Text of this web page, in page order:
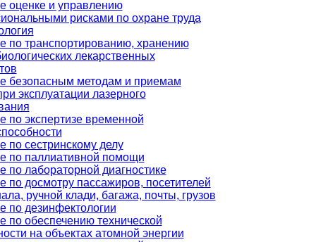
оценке и управлению
рисками по охране труда
по транспортированию, хранению
лекарственных
безопасным методам и приемам
эксплуатации лазерного
по экспертизе временной
по сестринскому делу
по паллиативной помощи
по лабораторной диагностике
по досмотру пассажиров, посетителей
ручной клади, багажа, почты, грузов
по дезинфектологии
по обеспечению технической
на объектах атомной энергии